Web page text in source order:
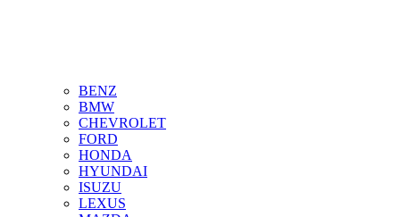
BENZ
BMW
CHEVROLET
FORD
HONDA
HYUNDAI
ISUZU
LEXUS